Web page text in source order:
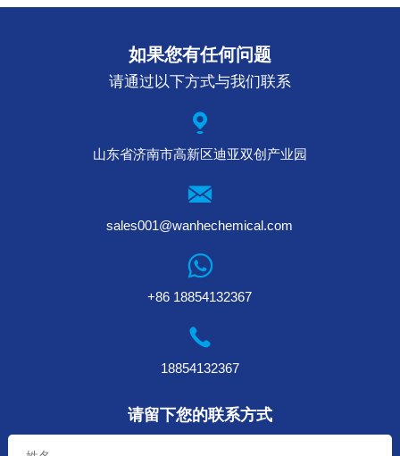
如果您有任何问题
请通过以下方式与我们联系
山东省济南市高新区迪亚双创产业园
sales001@wanhechemical.com
+86 18854132367
18854132367
请留下您的联系方式